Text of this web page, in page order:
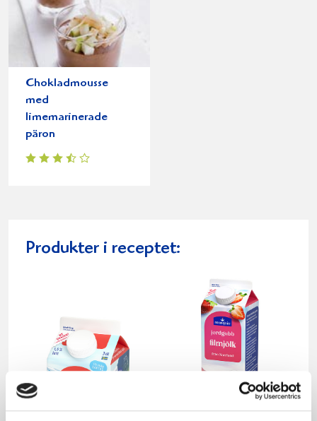
Chokladmousse
med
limemarinerade
päron
Produkter i receptet: